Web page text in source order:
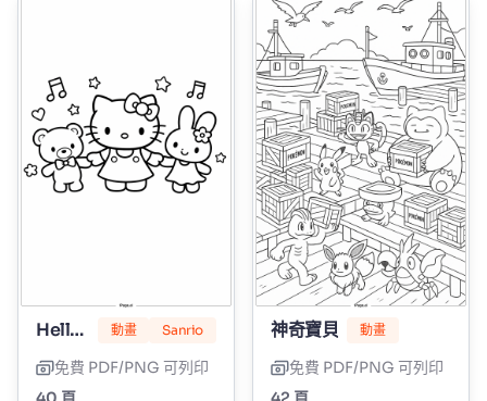
Hello Kitty 動畫 Sanrio
免費 PDF/PNG 可列印
神奇寶貝 動畫
免費 PDF/PNG 可列印